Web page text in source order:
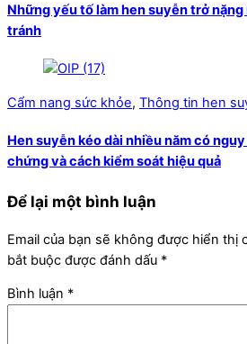
Những yếu tố làm hen suyễn trở
tránh
Cẩm nang sức khỏe, Thông tin hen
Hen suyễn kéo dài nhiều năm có
chứng và cách kiểm soát hiệu quả
Để lại một bình luận
Email của bạn sẽ không được hiển thị
bắt buộc được đánh dấu *
Bình luận *